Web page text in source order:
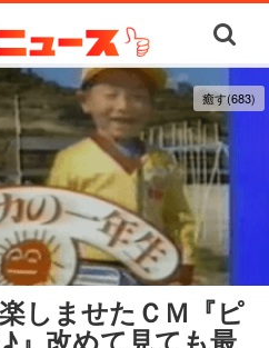
癒す(683)
しませたＣＭ『ピ
』改めて見ても最